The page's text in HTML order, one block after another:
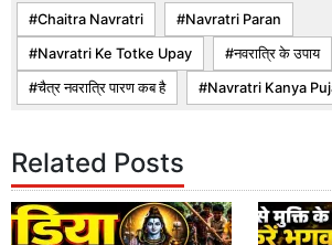
Chaitra Navratri Navratri Paran
Navratri Ke Totke Upay नवरात्रि के उपाय
चैत्र नवरात्रि पारण कब है Navratri Kanya
Related Posts